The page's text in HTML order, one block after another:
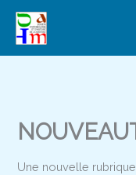
contenu
Une nouvelle